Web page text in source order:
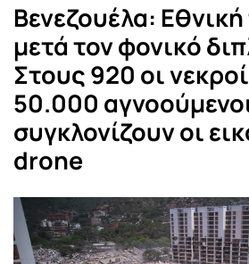
Βενεζουέλα:
μετά τον φονικό
Στους 920 οι
50.000
συγκλονίζουν οι
drone